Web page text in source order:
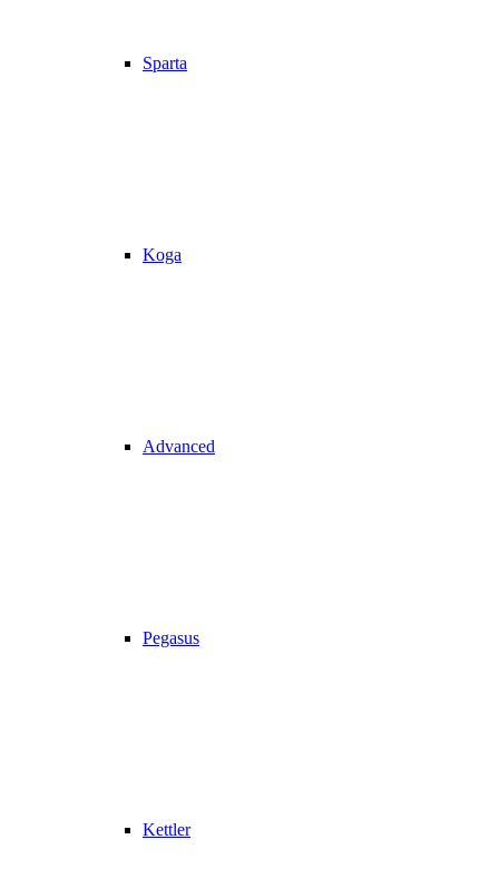
Sparta
Koga
Advanced
Pegasus
Kettler